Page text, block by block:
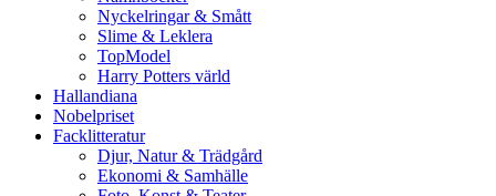
Nyckelringar & Smått
Slime & Leklera
TopModel
Harry Potters värld
Hallandiana
Nobelpriset
Facklitteratur
Djur, Natur & Trädgård
Ekonomi & Samhälle